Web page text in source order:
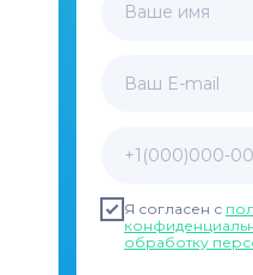
Ваше имя
Ваш E-mail
+1(000)000-
Я согласен с
обработку